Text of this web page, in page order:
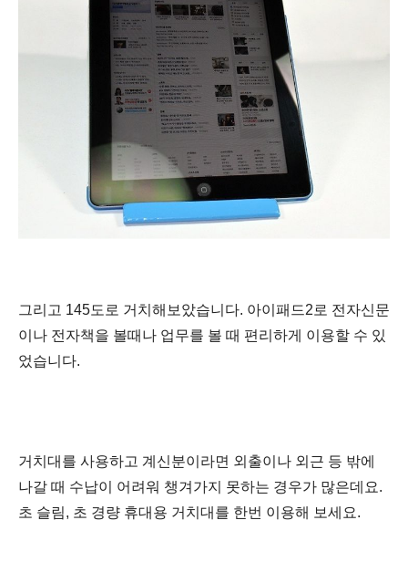
그리고 145도로 거치해보았습니다. 아이패드2로 전자신문
이나 전자책을 볼때나 업무를 볼 때 편리하게 이용할 수 있
었습니다.
거치대를 사용하고 계신분이라면 외출이나 외근 등 밖에
나갈 때 수납이 어려워 챙겨가지 못하는 경우가 많은데요.
초 슬림, 초 경량 휴대용 거치대를 한번 이용해 보세요.